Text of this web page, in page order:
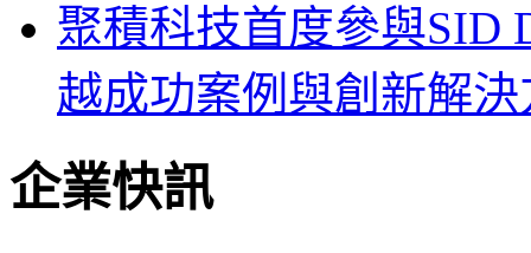
聚積科技首度參與SID
越成功案例與創新解決
企業快訊